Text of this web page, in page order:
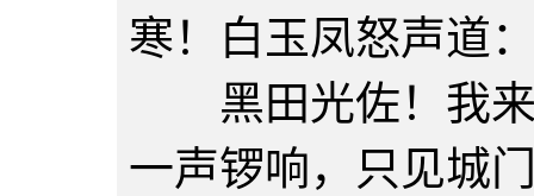
寒！白玉凤怒声道
黑田光佐！我来
一声锣响，只见城